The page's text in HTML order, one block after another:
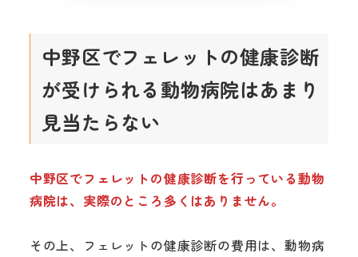
中野区でフェレットの健康診断
が受けられる動物病院はあまり
見当たらない
中野区でフェレットの健康診断を行っている動物
病院は、実際のところ多くはありません。
その上、フェレットの健康診断の費用は、動物病